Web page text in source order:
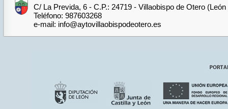
C/ La Previda, 6 - C.P.: 24719 - Villaobispo de Otero
Teléfono: 987603268
e-mail: info@aytovillaobispodeotero.es